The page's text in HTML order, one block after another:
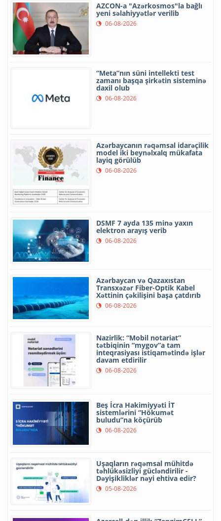
AZCON-a "Azərkosmos"la bağlı
yeni səlahiyyətlər verilib
06-08-2026
“Meta”nın süni intellekti test
zamanı başqa şirkətin sisteminə
daxil olub
06-08-2026
Azərbaycanın rəqəmsal idarəçilik
model iki beynəlxalq mükafata
layiq görülüb
06-08-2026
DSMF 7 ayda 135 minə yaxın
elektron arayış verib
06-08-2026
Azərbaycan və Qazaxıstan
Transxəzər Fiber-Optik Kabel
Xəttinin çəkilişini başa çatdırıb
06-08-2026
Nazirlik: “Mobil notariat”
tətbiqinin “mygov”a tam
inteqrasiyası istiqamətində işlər
davam etdirilir
06-08-2026
Beş İcra Hakimiyyəti İT
sistemlərini “Hökumət
buludu”na köçürüb
06-08-2026
Uşaqların rəqəmsal mühitdə
təhlükəsizliyi gücləndirilir -
Dəyişikliklər nəyi ehtiva edir?
05-08-2026